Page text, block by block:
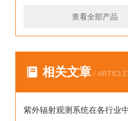
查看全部产品
相关文章 / ARTICLE